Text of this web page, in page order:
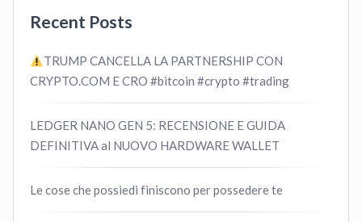
Recent Posts
TRUMP CANCELLA LA PARTNERSHIP CON
CRYPTO.COM E CRO #bitcoin #crypto #trading
LEDGER NANO GEN 5: RECENSIONE E GUIDA
DEFINITIVA al NUOVO HARDWARE WALLET
Le cose che possiedi finiscono per possedere te